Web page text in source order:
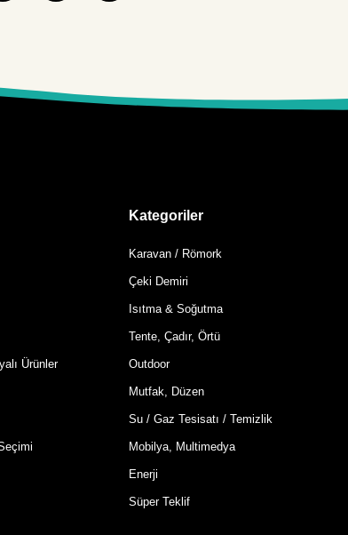
Ürünler
Kategoriler
Karavan / Römork
Çeki Demiri
Isıtma & Soğutma
Tente, Çadır, Örtü
Outdoor
Mutfak, Düzen
Su / Gaz Tesisatı / Temizlik
Mobilya, Multimedya
Enerji
Süper Teklif